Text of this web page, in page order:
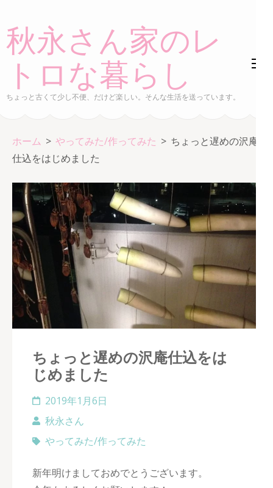
テ
へ
秋永さん家のレ
トロな暮らし
ちょっと古くて少し不便、だけど楽しい。そんな生活を送っています。
ホーム > やってみた/作ってみた > ちょっと遅めの沢庵
仕込をはじめました
ちょっと遅めの沢庵仕込をは
じめました
2019年1月6日
秋永さん
やってみた/作ってみた
新年明けましておめでとうございます。